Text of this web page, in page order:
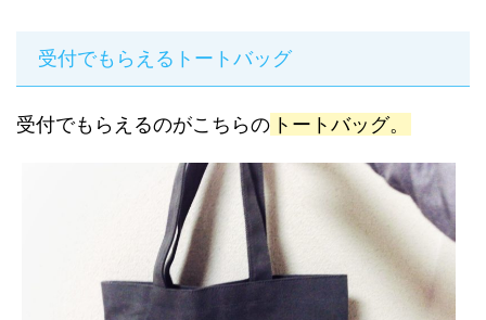
受付でもらえるトートバッグ
受付でもらえるのがこちらの トートバッグ。